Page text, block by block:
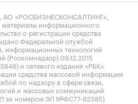
«РОСБИЗНЕСКОНСАЛТИНГ»,
материалы информационного
о регистрации средства
Федеральной службой
информационных технологий
(Роскомнадзор) 09.12.2015
и сетевого издания «РБК»
средства массовой информации
по надзору в сфере связи,
и массовых коммуникаций
за номером ЭЛ №ФС77-82385)